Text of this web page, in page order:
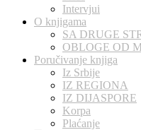
Intervjui
O knjigama
SA DRUGE
OBLOGE OD
Poručivanje knjiga
Iz Srbije
IZ REGIONA
IZ DIJASPORE
Korpa
Plaćanje